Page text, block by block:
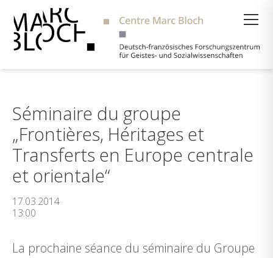
Séminaire du groupe
„Frontières, Héritages et
Transferts en Europe centrale
et orientale“
17.03.2014
13:00
La prochaine séance du séminaire du Groupe